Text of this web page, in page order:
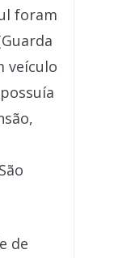
foram
veículo
de